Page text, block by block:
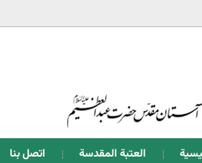
العتبة المقدسة اتصل بنا